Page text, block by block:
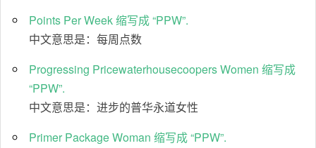
Points Per Week 缩写成 “PPW”.
中文意思是：每周点数
Progressing Pricewaterhousecoopers Women 缩写成
“PPW”.
中文意思是：进步的普华永道女性
Primer Package Woman 缩写成 “PPW”.